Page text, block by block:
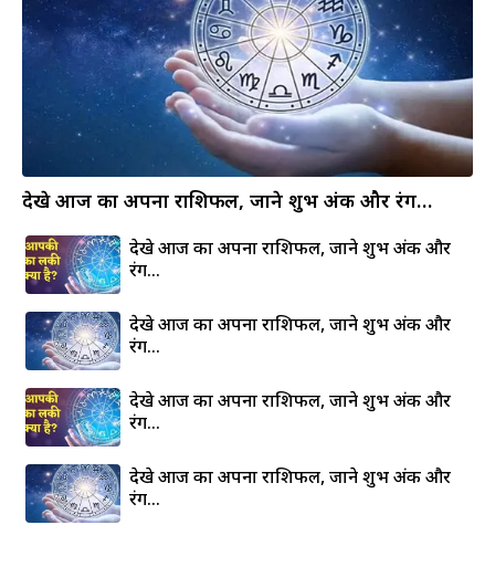
देखे आज का अपना राशिफल, जाने शुभ अंक और रंग…
देखे आज का अपना राशिफल, जाने शुभ अंक और
रंग…
देखे आज का अपना राशिफल, जाने शुभ अंक और
रंग…
देखे आज का अपना राशिफल, जाने शुभ अंक और
रंग…
देखे आज का अपना राशिफल, जाने शुभ अंक और
रंग…